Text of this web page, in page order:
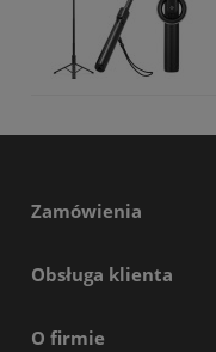
Zamówienia
Obsługa klienta
O firmie